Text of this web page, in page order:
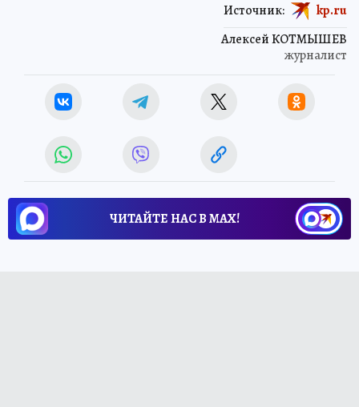
Алексей КОТМЫШЕВ
журналист
Источник: kp.ru
ЧИТАЙТЕ НАС В МАХ!